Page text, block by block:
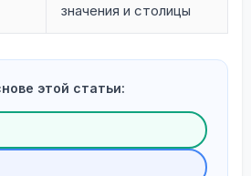
значения и столицы
этой статьи: